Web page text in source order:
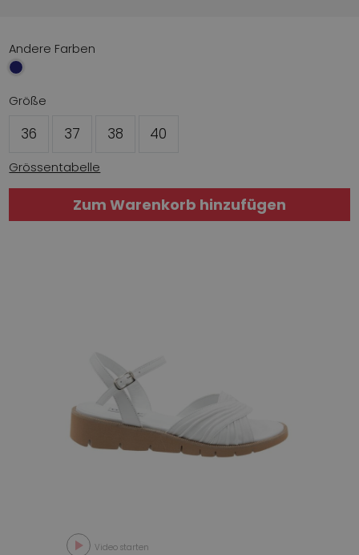
Andere Farben
Größe
36 37 38 40
Grössentabelle
Zum Warenkorb hinzufügen
Video starten